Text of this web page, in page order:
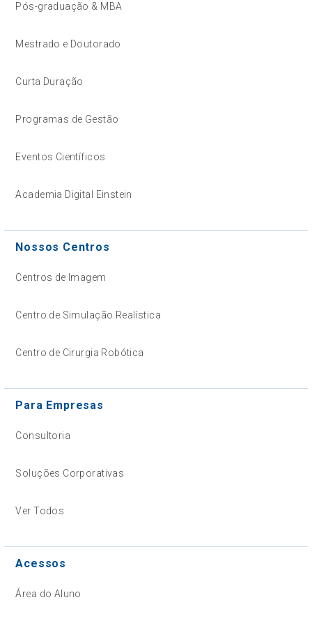
Pós-graduação & MBA
Mestrado e Doutorado
Curta Duração
Programas de Gestão
Eventos Científicos
Academia Digital Einstein
Nossos Centros
Centros de Imagem
Centro de Simulação Realística
Centro de Cirurgia Robótica
Para Empresas
Consultoria
Soluções Corporativas
Ver Todos
Acessos
Área do Aluno